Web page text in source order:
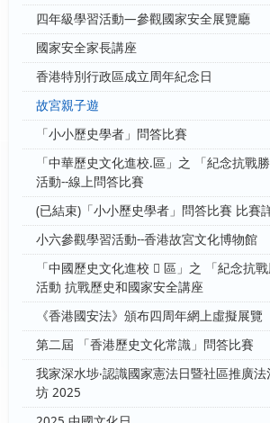
四年級學習活動—參觀國家安全展覽廳
國家安全家長講座
香港特別行政區成立周年紀念日
故宮親子遊
「小小歷史學者」問答比賽
「中華歷史文化進校.區」之 「紀念抗戰
活動--線上問答比賽
(已結束)「小小歷史學者」問答比賽 比賽
小六參觀學習活動--香港故宮文化博物館
「中國歷史文化進校  區」之 「紀念抗
活動 抗戰歷史和國家安全講座
《香港國安法》頒布四周年網上虛擬展覽
第二屆 「香港歷史文化常識」問答比賽
我家深水埗‧認識國家憲法日暨社區推廣
坊 2025